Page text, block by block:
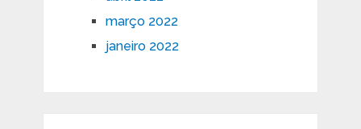
março 2022
janeiro 2022